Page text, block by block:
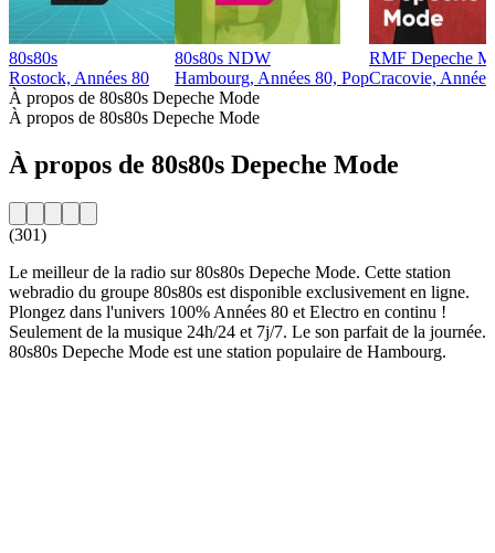
80s80s
Rostock, Années 80
80s80s NDW
Hambourg, Années 80, Pop
RMF Depeche
Cracovie,
À propos de 80s80s Depeche Mode
À propos de 80s80s Depeche Mode
À propos de 80s80s Depeche Mode
(301)
Le meilleur de la radio sur 80s80s Depeche Mode. Cette station
webradio du groupe 80s80s est disponible exclusivement en ligne.
Plongez dans l'univers 100% Années 80 et Electro en continu !
Seulement de la musique 24h/24 et 7j/7. Le son parfait de la journée.
80s80s Depeche Mode est une station populaire de Hambourg.